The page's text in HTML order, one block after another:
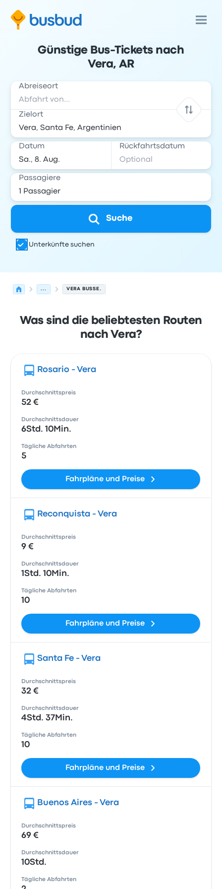
Günstige Bus-Tickets nach
Vera, AR
Abreiseort
Zielort
Datum Rückfahrtsdatum
Passagiere
Suche
Unterkünfte suchen
... VERA BUSSE.
Was sind die beliebtesten Routen
nach Vera?
Rosario - Vera
Durchschnittspreis
52 €
Durchschnittsdauer
6Std. 10Min.
Tägliche Abfahrten
5
Fahrpläne und Preise
Reconquista - Vera
Durchschnittspreis
9 €
Durchschnittsdauer
1Std. 10Min.
Tägliche Abfahrten
10
Fahrpläne und Preise
Santa Fe - Vera
Durchschnittspreis
32 €
Durchschnittsdauer
4Std. 37Min.
Tägliche Abfahrten
10
Fahrpläne und Preise
Buenos Aires - Vera
Durchschnittspreis
69 €
Durchschnittsdauer
10Std.
Tägliche Abfahrten